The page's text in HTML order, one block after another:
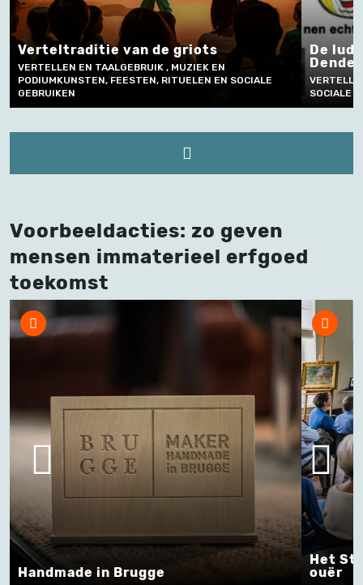
Verteltraditie van de griots
VERTELLEN EN TAALGEBRUIK , MUZIEK EN
PODIUMKUNSTEN, FEESTEN, RITUELEN EN SOCIALE
GEBRUIKEN
De
SOCIALE
Voorbeeldacties: zo geven
mensen immaterieel erfgoed
toekomst
Handmade in Brugge
Het
ouër